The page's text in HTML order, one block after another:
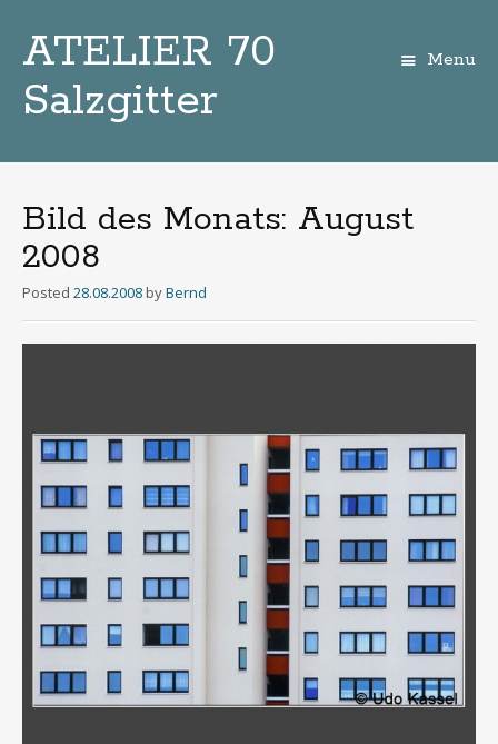
ATELIER 70
Salzgitter
Menu
Bild des Monats: August
2008
Posted 28.08.2008 byBernd